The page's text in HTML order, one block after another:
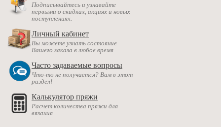
Подписывайтесь и узнавайте
первыми о скидках, акциях и новых
поступлениях.
Личный кабинет
Вы можете узнать состояние
Вашего заказа в любое время
Часто задаваемые вопросы
Что-то не получается? Вам в этот
раздел!
Калькулятор пряжи
Расчет количества пряжи для
вязания